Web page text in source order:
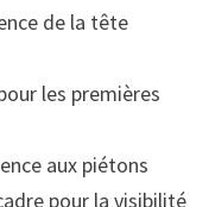
de la tête
les premières
aux piétons
pour la visibilité